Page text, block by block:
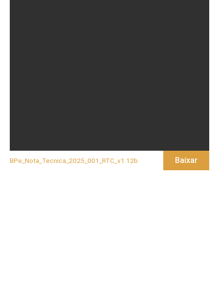
BPe_Nota_Tecnica_2025_001_RTC_v1.12b Baixar